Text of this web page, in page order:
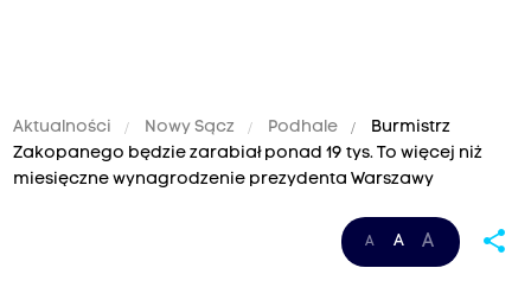
Aktualności Nowy Sącz Podhale
Burmistrz
Zakopanego będzie zarabiał ponad 19 tys. To więcej niż
miesięczne wynagrodzenie prezydenta Warszawy
A A A share